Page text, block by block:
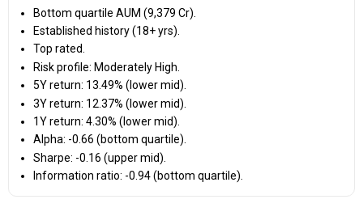
Bottom quartile AUM (₹9,379 Cr).
Established history (18+ yrs).
Top rated.
Risk profile: Moderately High.
5Y return: 13.49% (lower mid).
3Y return: 12.37% (lower mid).
1Y return: 4.30% (lower mid).
Alpha: -0.66 (bottom quartile).
Sharpe: -0.16 (upper mid).
Information ratio: -0.94 (bottom quartile).